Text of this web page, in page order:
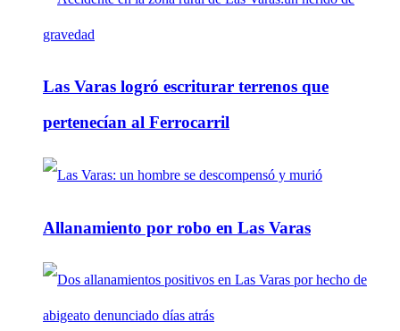
Las Varas logró escriturar terrenos que
pertenecían al Ferrocarril
Allanamiento por robo en Las Varas